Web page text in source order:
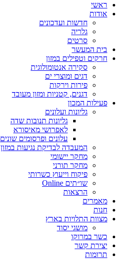
ראשי
אודות
חדשות ועדכונים
גלריה
סרטים
בית המעשר
חרקים וטפילים במזון
סקירה אנטומולוגית
דגים ומוצרי ים
פירות וירקות
דגנים, קטניות ומזון מעובד
פעילות המכון
גליונות ועלונים
גליונות תנובות שדה
לאפרושי מאיסורא
עלונים ופרסומים שונים
המעבדה לבדיקת נגיעות במזון
מחקר יישומי
מחקר תורני
פיקוח וייעוץ כשרותי
שו״תים Online
הרצאות
מאמרים
חנות
מצוות התלויות בארץ
מושגי יסוד
כשר במרוקו
יצירת קשר
תרומות